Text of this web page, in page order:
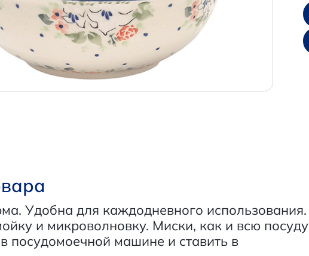
Удобна для каждодневного использования.
и микроволновку. Миски, как и всю посуду
посудомоечной машине и ставить в